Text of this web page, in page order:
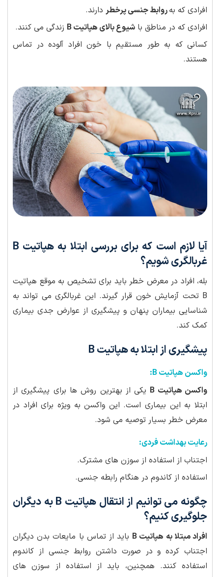
افرادی که بهروابط جنسی پرخطر دارند.
افرادی که در مناطق با شیوع بالای هپاتیت B
زندگی می کنند.
کسانی که به طور مستقیم با خون افراد آلوده در تماس
هستند.
آیا لازم است که برای بررسی ابتلا به هپاتیت B
غربالگری شویم؟
بله، افراد در معرض خطر باید برای تشخیص به موقع هپاتیت
B تحت آزمایش خون قرار گیرند. این غربالگری می تواند به
شناسایی بیماران پنهان و پیشگیری از عوارض جدی بیماری
کمک کند.
پیشگیری از ابتلا به هپاتیت B
واکسن هپاتیت B:
واکسن هپاتیت B
یکی از بهترین روش ها برای پیشگیری از
ابتلا به این بیماری است. این واکسن به ویژه برای افراد در
معرض خطر بسیار توصیه می شود.
رعایت بهداشت فردی:
اجتناب از استفاده از سوزن های مشترک.
استفاده از کاندوم در هنگام رابطه جنسی.
چگونه می توانیم از انتقال هپاتیت B به دیگران
جلوگیری کنیم؟
افراد مبتلا به هپاتیت B
باید از تماس با مایعات بدن دیگران
اجتناب کرده و در صورت داشتن روابط جنسی از کاندوم
استفاده کنند. همچنین، باید از استفاده از سوزن های